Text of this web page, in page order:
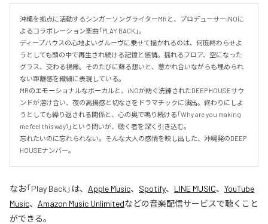
沖縄を拠点に活動するシンガーソングライターMRと、プロデューサーiNOに
よるコラボレーション楽曲「PLAY BACK」。
ディープハウスの心地よいグルーヴに乗せて描かれるのは、何度終わらせよ
うとしても頭の中で再生され続ける記憶と感情。揺れるフロア、空になった
グラス、交わる視線。そのたびに蘇る想いと、惹かれ合いながらも埋められ
ない距離感を繊細に表現している。
MRのエモーショナルなボーカルと、iNOが紡ぐ洗練されたDEEP HOUSEサウ
ンドが溶け合い、夜の高揚感と切なさをドラマチックに演出。終わりにしよ
うとしても繰り返される関係と、心の奥で鳴り続ける「Why are you making
me feel this way?」という問いが、聴く者を深く引き込む。
忘れたいのに忘れられない。そんな大人の感情を映し出した、沖縄発のDEEP
HOUSEナンバー。
なお「Play Back 」は、 Apple Music、 Spotify、 LINE MUSIC、 YouTube
Music、 Amazon Music Unlimitedなどの音楽配信サービスで聴くこと
ができる。